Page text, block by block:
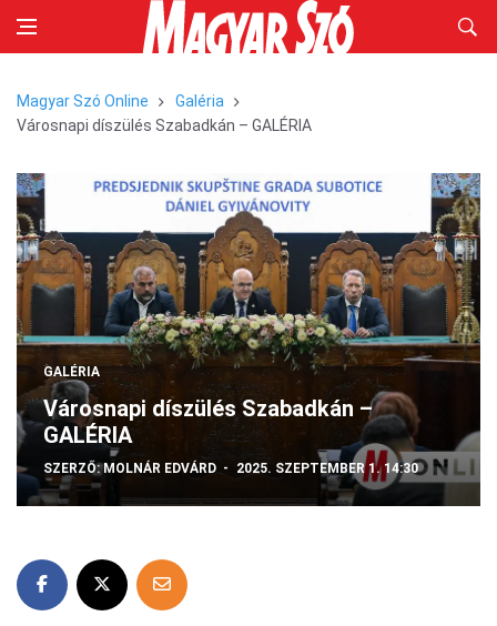
Magyar Szó Online
Galéria
Városnapi díszülés Szabadkán – GALÉRIA
GALÉRIA
Városnapi díszülés Szabadkán –
GALÉRIA
SZERZŐ: MOLNÁR EDVÁRD 2025. SZEPTEMBER 1. 14:30